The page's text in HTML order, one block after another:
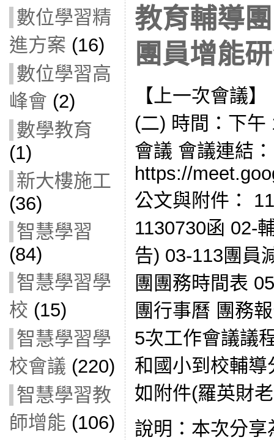
數位學習精
進方案 (16)
數位學習高
峰會 (2)
數學教育
(1)
新大樓施工
(36)
智慧學習
(84)
智慧學習學
校 (15)
智慧學習學
校會議 (220)
智慧學習教
師增能 (106)
教育輔導
團員增能
【上一次會議
(二) 時間：下午
會議 會議連結：
https://
公文與附件：
1130730函 02-
告) 03-113團員
團團務時間表
團行事曆 團務
5次工作會議議
和國小到校輔
如附件(羅英財
說明：本次分